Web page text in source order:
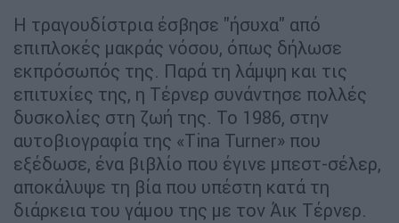
Η τραγουδίστρια έσβησε "ήσυχα" από
επιπλοκές μακράς νόσου, όπως δήλωσε
εκπρόσωπός της. Παρά τη λάμψη και τις
επιτυχίες της, η Τέρνερ συνάντησε πολλές
δυσκολίες στη ζωή της. Το 1986, στην
αυτοβιογραφία της «Tina Turner» που
εξέδωσε, ένα βιβλίο που έγινε μπεστ-σέλερ,
αποκάλυψε τη βία που υπέστη κατά τη
διάρκεια του γάμου της με τον Άικ Τέρνερ.